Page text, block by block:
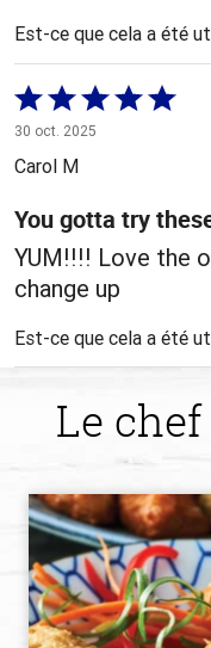
Est-ce que cela a été
Coté
5 sur
5
30 oct. 2025
Carol M
You gotta try
YUM!!!! Love the
change up
Est-ce que cela a été
Le